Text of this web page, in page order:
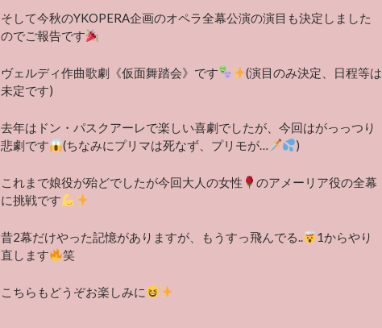
そして今秋のYKOPERA企画のオペラ全幕公演の演目も決定しました
のでご報告です
ヴェルディ作曲歌劇《仮面舞踏会》です
(演目のみ決定、日程等は
未定です)
去年はドン・パスクアーレで楽しい喜劇でしたが、今回はがっっつり
悲劇です
(ちなみにプリマは死なず、プリモが… )
これまで娘役が殆どでしたが今回大人の女性
のアメーリア役の全幕
に挑戦です
昔2幕だけやった記憶がありますが、もうすっ飛んでる..
1からやり
直します
笑
こちらもどうぞお楽しみに